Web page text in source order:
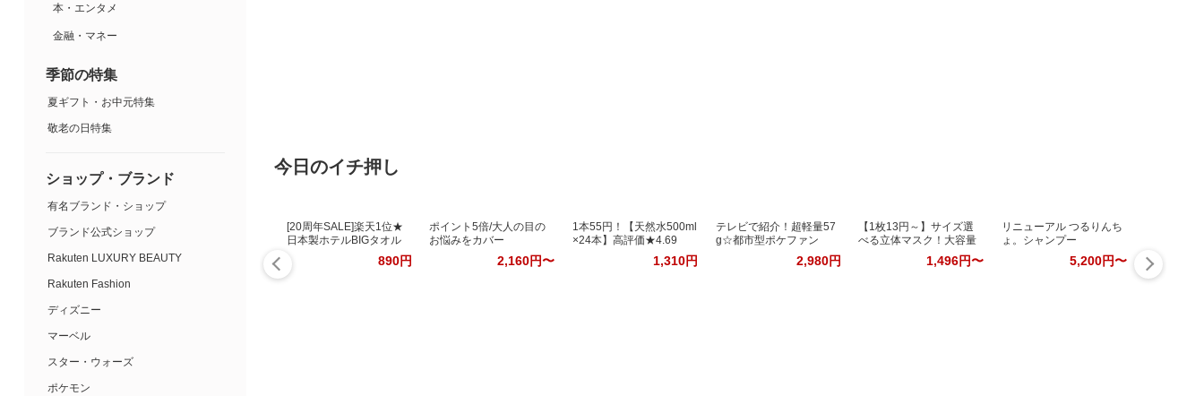
今日のイチ押し
[20周年SALE]楽天1位★
日本製ホテルBIGタオル
890円
ポイント5倍/大人の目の
お悩みをカバー
2,160円〜
1本55円！【天然水500ml
×24本】高評価★4.69
1,310円
テレビで紹介！超軽量57
g☆都市型ポケファン
2,980円
【1枚13円～】サイズ選
べる立体マスク！大容量
1,496円〜
リニューアル つるりんち
ょ。シャンプー
5,200円〜
本・エンタメ
金融・マネー
季節の特集
夏ギフト・お中元特集
敬老の日特集
ショップ・ブランド
有名ブランド・ショップ
ブランド公式ショップ
Rakuten LUXURY BEAUTY
Rakuten Fashion
ディズニー
マーベル
スター・ウォーズ
ポケモン